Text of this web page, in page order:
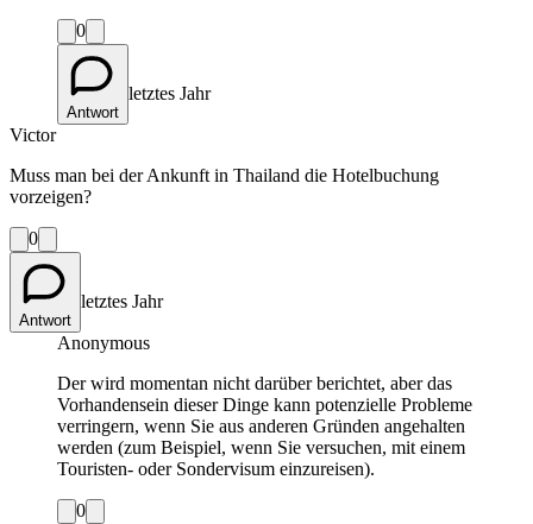
0
Antwort
letztes Jahr
Victor
Muss man bei der Ankunft in Thailand die Hotelbuchung
vorzeigen?
0
Antwort
letztes Jahr
Anonymous
Der wird momentan nicht darüber berichtet, aber das
Vorhandensein dieser Dinge kann potenzielle Probleme
verringern, wenn Sie aus anderen Gründen angehalten
werden (zum Beispiel, wenn Sie versuchen, mit einem
Touristen- oder Sondervisum einzureisen).
0